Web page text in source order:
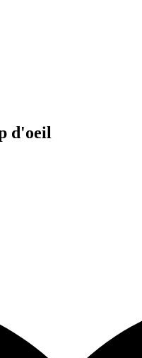
d'oeil